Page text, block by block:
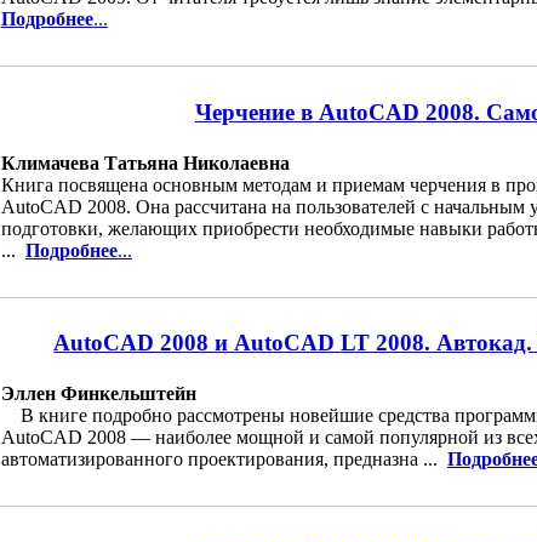
Подробнее...
Черчение в AutoCAD 2008.
Климачева Татьяна Николаевна
Книга посвящена основным методам и приемам черчения в
AutoCAD 2008. Она рассчитана на пользователей с начальным
подготовки, желающих приобрести необходимые навыки
... Подробнее...
AutoCAD 2008 и AutoCAD LT 2008. Автокад.
Эллен Финкельштейн
В книге подробно рассмотрены новейшие средства
AutoCAD 2008 — наиболее мощной и самой популярной из
автоматизированного проектирования, предназна ...